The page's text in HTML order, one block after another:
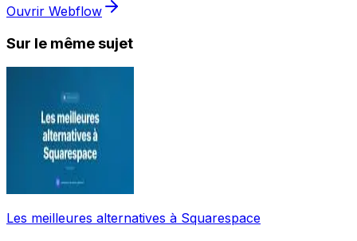
Ouvrir Webflow
Sur le même sujet
Les meilleures alternatives à Squarespace